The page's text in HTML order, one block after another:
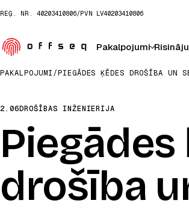
REĢ. NR. 40203410806/PVN LV40203410806
Pakalpojumi
PAKALPOJUMI/PIEGĀDES ĶĒDES DROŠĪBA UN
2.06DROŠĪBAS INŽENIERIJA
drošība